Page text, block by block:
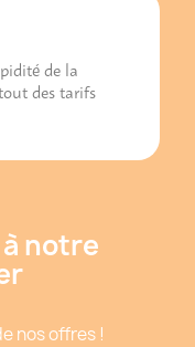
de la
des tarifs
notre
nos offres !